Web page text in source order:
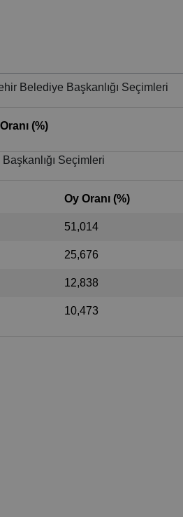
Belediye Başkanlığı Seçimleri
(%)
Seçimleri
Oy Oranı (%)
51,014
25,676
12,838
10,473